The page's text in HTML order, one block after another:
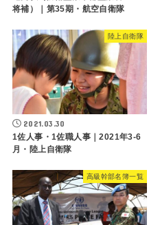
将補）｜第35期・航空自衛隊
陸上自衛隊
2021.03.30
1佐人事・1佐職人事｜2021年3-6
月・陸上自衛隊
高級幹部名簿一覧